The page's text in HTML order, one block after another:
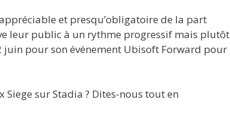
et presqu’obligatoire de la part
leur public à un rythme progressif mais plutôt
juin pour son événement Ubisoft Forward pour
Siege sur Stadia ? Dites-nous tout en